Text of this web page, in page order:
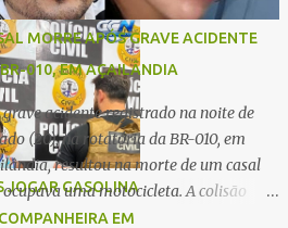
JOGAR GASOLINA
EM
resistiu aos ferimentos e veio a óbito
no local. As vítimas foram
como Carmem Rejane e
de Jesus. Equipes de socorro foram
mas nada puderam fazer além
os óbitos. A Polícia Rodoviária
(PRF) esteve no local para controlar
e coletar informações que devem
MORRE APÓS GRAVE ACIDENTE
010, EM AÇAILÂNDIA
acidente registrado na noite de
(20), na rotatória da BR-010, em
resultou na morte de um casal
ocupava uma motocicleta. A colisão
uma moto e um carro. De acordo